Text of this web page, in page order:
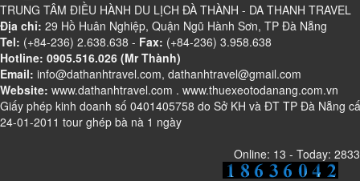
TRUNG TÂM ĐIỀU HÀNH DU LỊCH ĐÀ THÀNH - DA THANH TRAVEL
Địa chỉ: 29 Hồ Huân Nghiệp, Quận Ngũ Hành Sơn, TP Đà Nẵng
Tel: (+84-236) 2.638.638 - Fax: (+84-236) 3.958.638
Hotline: 0905.516.026 (Mr Thành)
Email: info@dathanhtravel.com, dathanhtravel@gmail.com
Website: www.dathanhtravel.com . www.thuexeotodanang.com.vn
Giấy phép kinh doanh số 0401405758 do Sở KH và ĐT TP Đà Nẵng
24-01-2011 tour ghép bà nà 1 ngày
Online: 13 - Today: 2833